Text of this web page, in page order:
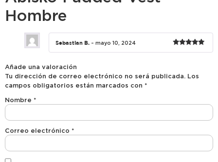
Hombre
Valorado
Sebastian B. – mayo 10, 2024
Añade una valoración
Tu dirección de correo electrónico no será publicada. Los
campos obligatorios están marcados con *
Nombre *
Correo electrónico *